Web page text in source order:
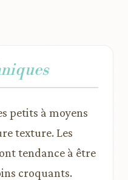
petits à moyens
texture. Les
tendance à être
croquants.